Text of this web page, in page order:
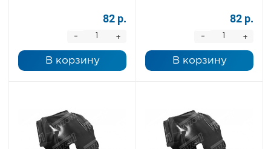
82 р.
+
-
В корзину
82 р.
+
-
В корзину